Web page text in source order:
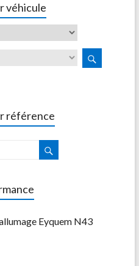
véhicule
référence
Eyquem N43